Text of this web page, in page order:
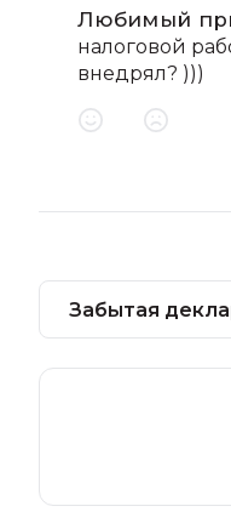
Любимый
налоговой
внедрял? )))